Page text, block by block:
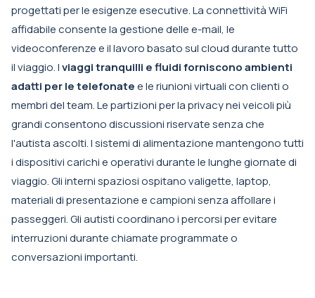
progettati per le esigenze esecutive. La connettività WiFi
affidabile consente la gestione delle e-mail, le
videoconferenze e il lavoro basato sul cloud durante tutto
il viaggio. Iviaggi tranquilli e fluidi forniscono ambienti
adatti per le telefonatee le riunioni virtuali con clienti o
membri del team. Le partizioni per la privacy nei veicoli più
grandi consentono discussioni riservate senza che
l'autista ascolti. I sistemi di alimentazione mantengono tutti
i dispositivi carichi e operativi durante le lunghe giornate di
viaggio. Gli interni spaziosi ospitano valigette, laptop,
materiali di presentazione e campioni senza affollare i
passeggeri. Gli autisti coordinano i percorsi per evitare
interruzioni durante chiamate programmate o
conversazioni importanti.